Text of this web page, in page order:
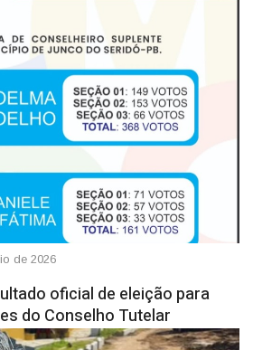
de 2026
oficial de eleição para
do Conselho Tutelar